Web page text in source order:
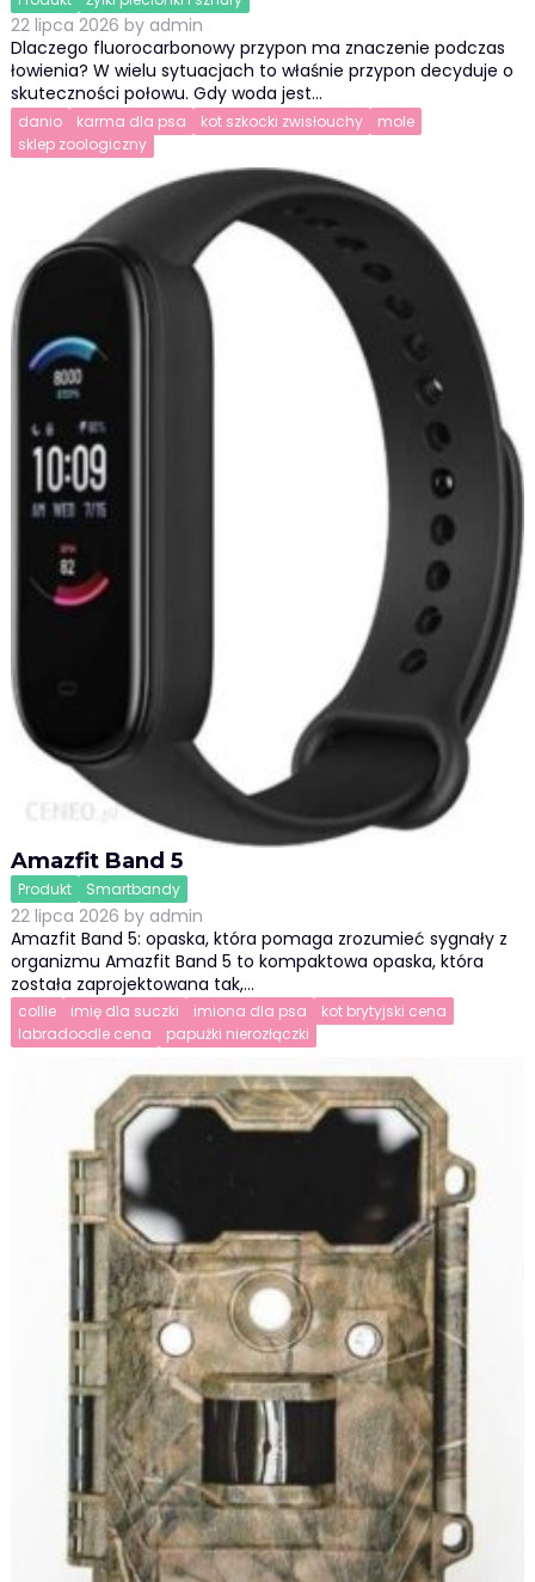
22 lipca 2026 by admin
Dlaczego fluorocarbonowy przypon ma znaczenie podczas
łowienia? W wielu sytuacjach to właśnie przypon decyduje o
skuteczności połowu. Gdy woda jest…
danio karma dla psa kot szkocki zwisłouchy
mole
sklep zoologiczny
Amazfit Band 5
Produkt Smartbandy
22 lipca 2026 by admin
Amazfit Band 5: opaska, która pomaga zrozumieć sygnały z
organizmu Amazfit Band 5 to kompaktowa opaska, która
została zaprojektowana tak,…
collie imię dla suczki imiona dla psa
kot brytyjski cena
labradoodle cena
papużki nierozłączki